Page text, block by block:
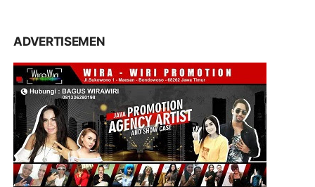
ADVERTISEMEN